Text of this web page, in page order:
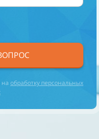
на обработку персональных